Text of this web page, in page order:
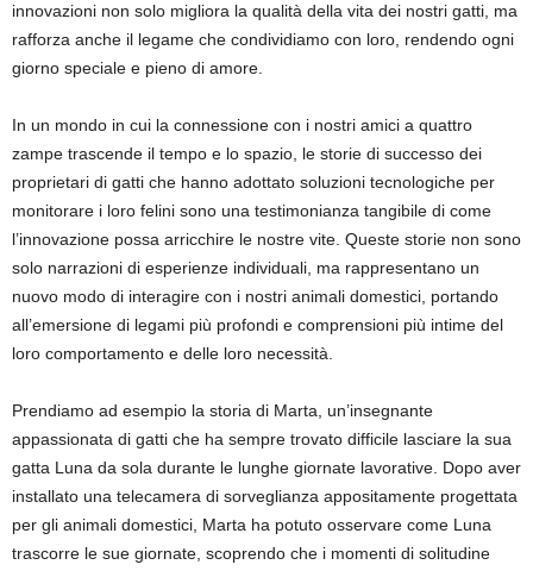
innovazioni non solo migliora la qualità della vita dei nostri gatti, ma
rafforza anche il legame che condividiamo con loro, rendendo ogni
giorno speciale e pieno di amore.
In un mondo in cui la connessione con i nostri amici a quattro
zampe trascende il tempo e lo spazio, le storie di successo dei
proprietari di gatti che hanno adottato soluzioni tecnologiche per
monitorare i loro felini sono una testimonianza tangibile di come
l’innovazione possa arricchire le nostre vite. Queste storie non sono
solo narrazioni di esperienze individuali, ma rappresentano un
nuovo modo di interagire con i nostri animali domestici, portando
all’emersione di legami più profondi e comprensioni più intime del
loro comportamento e delle loro necessità.
Prendiamo ad esempio la storia di Marta, un’insegnante
appassionata di gatti che ha sempre trovato difficile lasciare la sua
gatta Luna da sola durante le lunghe giornate lavorative. Dopo aver
installato una telecamera di sorveglianza appositamente progettata
per gli animali domestici, Marta ha potuto osservare come Luna
trascorre le sue giornate, scoprendo che i momenti di solitudine